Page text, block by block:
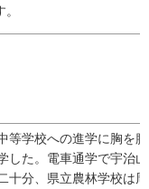
学校への進学に胸を
した。電車通学で宇治
十分、県立農林学校は